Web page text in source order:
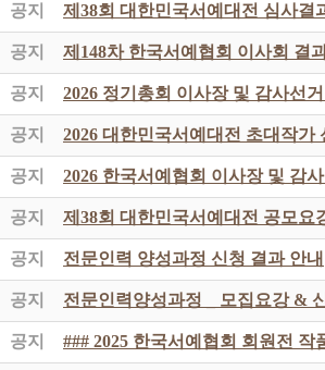
공지 제38회 대한민국서예대전 심사결
공지 제148차 한국서예협회 이사회 결
공지 2026 정기총회 이사장 및 감사선
공지 2026 대한민국서예대전 초대작가
공지 2026 한국서예협회 이사장 및 감
공지 제38회 대한민국서예대전 공모요
공지 전문인력 양성과정 신청 결과 안내
공지 전문인력양성과정 _ 모집요강 &
공지 ### 2025 한국서예협회 회원전 작